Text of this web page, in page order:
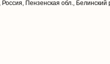
Пензенская обл., Белинский